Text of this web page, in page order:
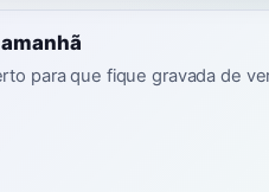
para que fique gravada de